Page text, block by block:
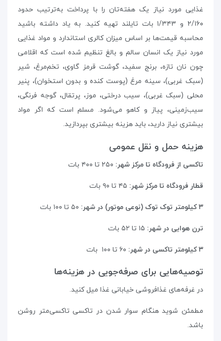
غذایی مورد نیاز یک هفته‌تان را با پرداخت به‌ترتیب حدود
۲/۱۶۰ و ۱/۳۴۳ بات تایلند تهیه کنید. به یاد داشته باشید
محاسبه قیمت‌ها بر اساس میزان کالری استاندارد و مواد غذایی
مورد نیاز یک انسان سالم و بالغ تنظیم شده است که اقلامی
چون نان تازه، برنج سفید، گوشت قرمز گاوی، تخم‌مرغ، شیر
(سبک غربی)، سینه‌ مرغ (پوست کنده و بدون استخوان)، پنیر
محلی (سبک غربی)، سیب درختی، موز، پرتقال، گوجه فرنگی،
سیب‌زمینی، پیاز و کاهو می‌شود. مسلم است که اگر مواد
بیشتری نیاز دارید، باید هزینه‌ بیشتری بپردازید.
هزینه حمل و نقل عمومی
تاکسی از فرودگاه تا مرکز شهر: ۲۵۰ تا ۴۰۰ بات
قطار فرودگاه تا مرکز شهر: ۴۵ تا ۹۰ بات
۳ کیلومتر توک توک (نوعی موتور) در شهر: ۵۰ تا ۱۰۰ بات
ترن هوایی در شهر: ۱۵ تا ۵۲ بات
۳ کیلومتر تاکسی در شهر: ۶۰ تا ۱۰۰ بات
توصیه‌هایی برای صرفه‌جویی در هزینه‌ها
در غرفه‌های غذافروشی خیابانی غذا میل کنید.
مطمئن شوید هنگام سوار شدن در تاکسی تاکسی‌متر روشن
باشد.